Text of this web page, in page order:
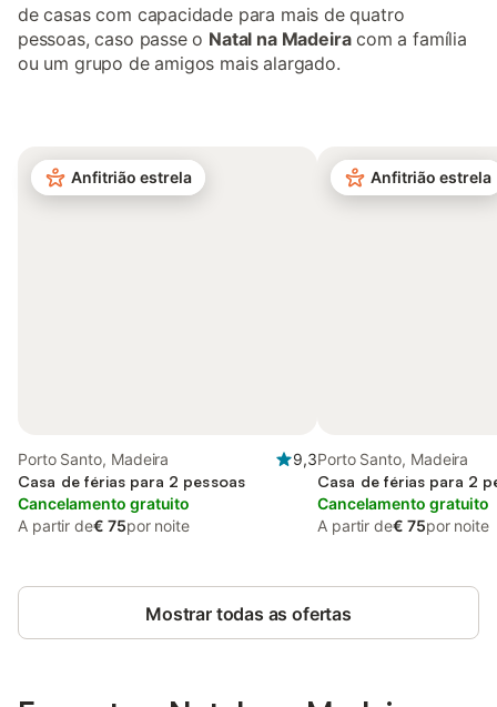
de casas com capacidade para mais de quatro
pessoas, caso passe o Natal na Madeiracom a família
ou um grupo de amigos mais alargado.
Anfitrião estrela
Porto Santo, Madeira
9,3
Casa de férias para 2 pessoas
Cancelamento gratuito
A partir de€ 75por noite
Anfitrião estrela
Porto Santo, Madeira
Casa de férias para 2
Cancelamento gratuito
A partir de€ 75por noite
Mostrar todas as ofertas